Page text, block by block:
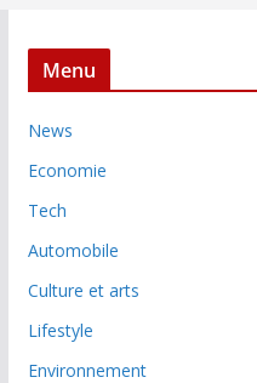
Menu
News
Economie
Tech
Automobile
Culture et arts
Lifestyle
Environnement